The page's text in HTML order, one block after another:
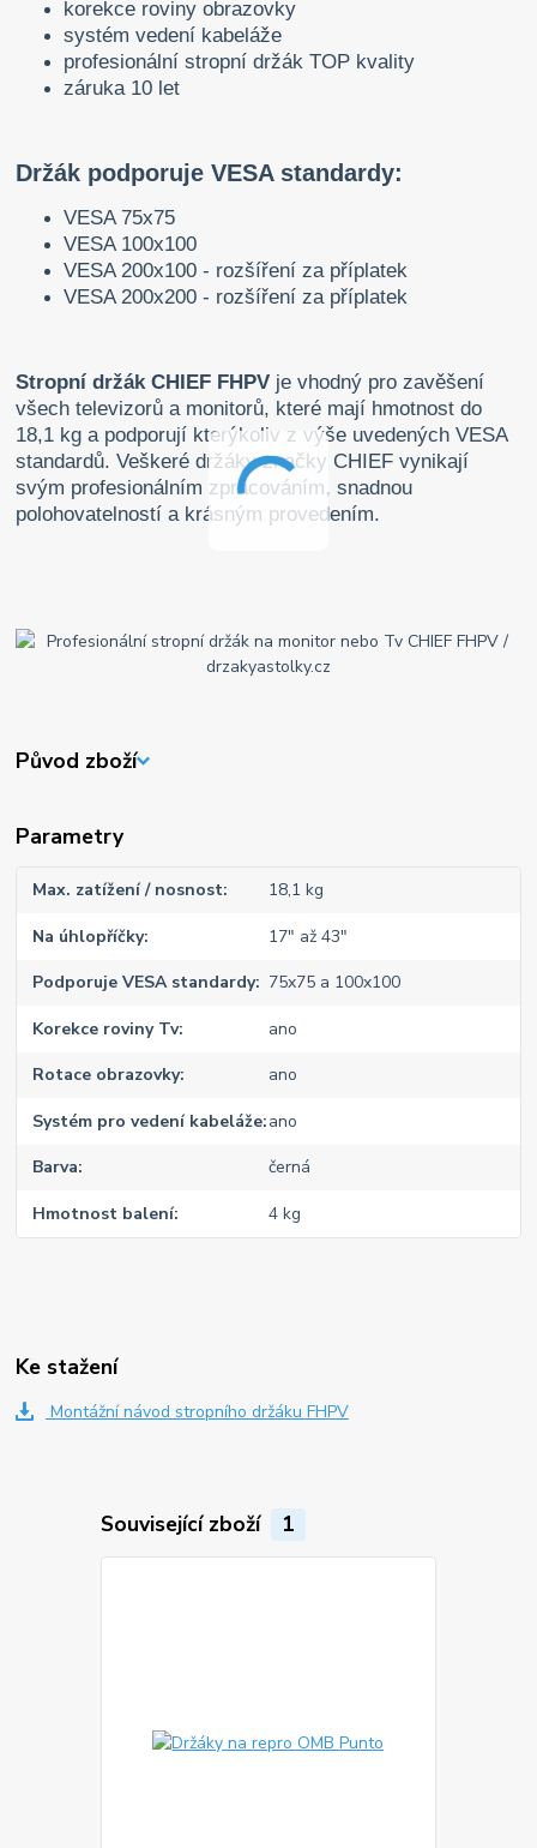
korekce roviny obrazovky
systém vedení kabeláže
profesionální stropní držák TOP kvality
záruka 10 let
Držák podporuje VESA standardy:
VESA 75x75
VESA 100x100
VESA 200x100 - rozšíření za příplatek
VESA 200x200 - rozšíření za příplatek
Stropní držák CHIEF FHPV je vhodný pro zavěšení
všech televizorů a monitorů, které mají hmotnost do
18,1 kg a podporují kterýkoliv z výše uvedených VESA
standardů. Veškeré držáky značky CHIEF vynikají
svým profesionálním zpracováním, snadnou
polohovatelností a krásným provedením.
Původ zboží
Parametry
Max. zatížení / nosnost 18,1 kg
Na úhlopříčky 17" až 43"
Podporuje VESA standardy 75x75 a 100x100
Korekce roviny Tv ano
Rotace obrazovky ano
Systém pro vedení kabeláže ano
Barva černá
Hmotnost balení 4 kg
Ke stažení
Montážní návod stropního držáku FHPV
Související zboží 1